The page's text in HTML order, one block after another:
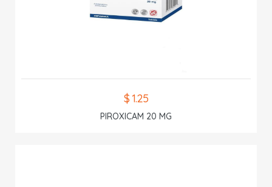
$ 1.25
PIROXICAM 20 MG